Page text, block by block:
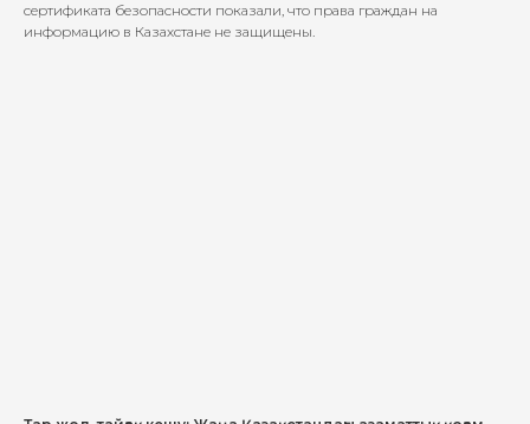
сертификата безопасности показали, что права граждан на
информацию в Казахстане не защищены.